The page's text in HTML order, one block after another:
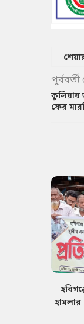
কুলিয়ায়
ফের
হামলার